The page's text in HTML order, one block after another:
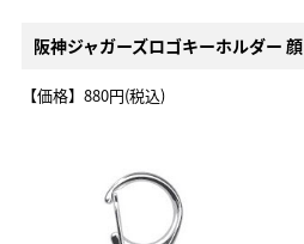
阪神ジャガーズロゴキーホルダー 顔
【価格】880円(税込)